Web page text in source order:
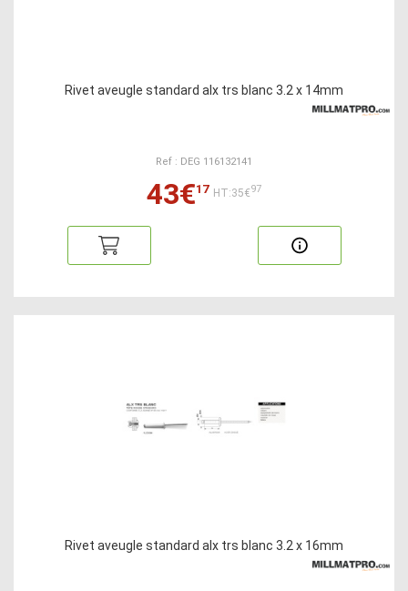
Rivet aveugle standard alx trs blanc 3.2 x 14mm
Ref : DEG 116132141
43€17 HT:35€97
Rivet aveugle standard alx trs blanc 3.2 x 16mm